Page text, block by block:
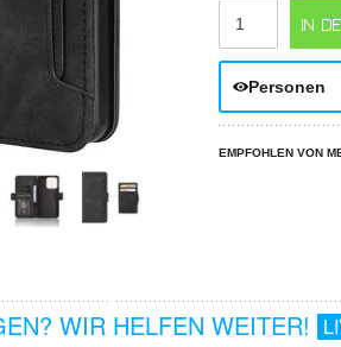
Personen
EMPFOHLEN VON
WIR HELFEN WEITER!